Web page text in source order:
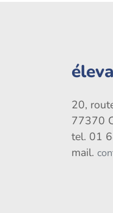
20,
77370
tel. 01
mail.